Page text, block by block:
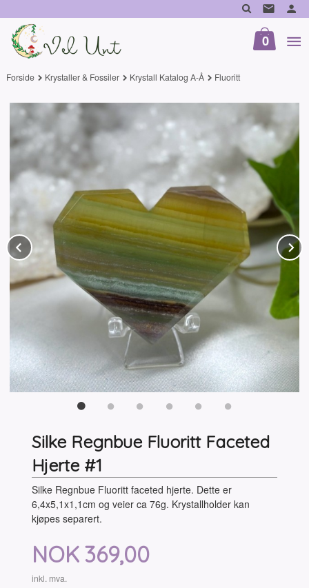
til
innholdet
0
Forside Krystaller & Fossiler Krystall Katalog A-Å Fluoritt
Prev
Silke Regnbue Fluoritt Faceted
Hjerte #1
Silke Regnbue Fluoritt faceted hjerte. Dette er
6,4x5,1x1,1cm og veier ca 76g. Krystallholder kan
kjøpes separert.
Pris
NOK 369,00
inkl. mva.